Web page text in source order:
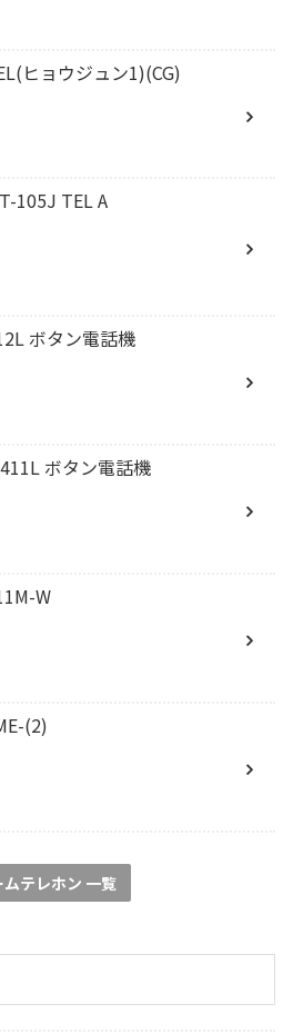
ヒョウジュン1)(CG)
105J TEL A
ボタン電話機
ボタン電話機
W
(2)
ムテレホン 一覧